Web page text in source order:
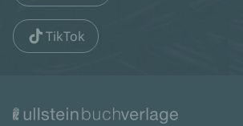
TikTok